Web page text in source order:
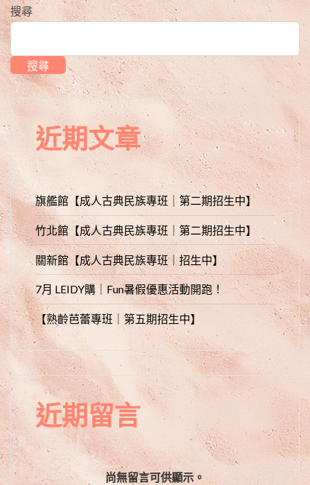
搜尋
搜尋
近期文章
旗艦館【成人古典民族專班｜第二期招生中】
竹北館【成人古典民族專班｜第二期招生中】
關新館【成人古典民族專班｜招生中】
7月 LEIDY購｜Fun暑假優惠活動開跑！
【熟齡芭蕾專班｜第五期招生中】
近期留言
尚無留言可供顯示。